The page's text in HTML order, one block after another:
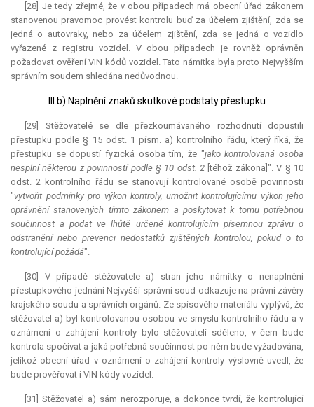
[28] Je tedy zřejmé, že v obou případech má obecní úřad zákonem
stanovenou pravomoc provést kontrolu buď za účelem zjištění, zda se
jedná o autovraky, nebo za účelem zjištění, zda se jedná o vozidlo
vyřazené z registru vozidel. V obou případech je rovněž oprávněn
požadovat ověření VIN kódů vozidel. Tato námitka byla proto Nejvyšším
správním soudem shledána nedůvodnou.
III.b) Naplnění znaků skutkové podstaty přestupku
[29] Stěžovatelé se dle přezkoumávaného rozhodnutí dopustili
přestupku podle § 15 odst. 1 písm. a) kontrolního řádu, který říká, že
přestupku se dopustí fyzická osoba tím, že "jako kontrolovaná osoba
nesplní některou z povinností podle § 10 odst. 2 [téhož zákona]". V § 10
odst. 2 kontrolního řádu se stanovují kontrolované osobě povinnosti
"vytvořit podmínky pro výkon kontroly, umožnit kontrolujícímu výkon jeho
oprávnění stanovených tímto zákonem a poskytovat k tomu potřebnou
součinnost a podat ve lhůtě určené kontrolujícím písemnou zprávu o
odstranění nebo prevenci nedostatků zjištěných kontrolou, pokud o to
kontrolující požádá".
[30] V případě stěžovatele a) stran jeho námitky o nenaplnění
přestupkového jednání Nejvyšší správní soud odkazuje na právní závěry
krajského soudu a správních orgánů. Ze spisového materiálu vyplývá, že
stěžovatel a) byl kontrolovanou osobou ve smyslu kontrolního řádu a v
oznámení o zahájení kontroly bylo stěžovateli sděleno, v čem bude
kontrola spočívat a jaká potřebná součinnost po něm bude vyžadována,
jelikož obecní úřad v oznámení o zahájení kontroly výslovně uvedl, že
bude prověřovat i VIN kódy vozidel.
[31] Stěžovatel a) sám nerozporuje, a dokonce tvrdí, že kontrolující